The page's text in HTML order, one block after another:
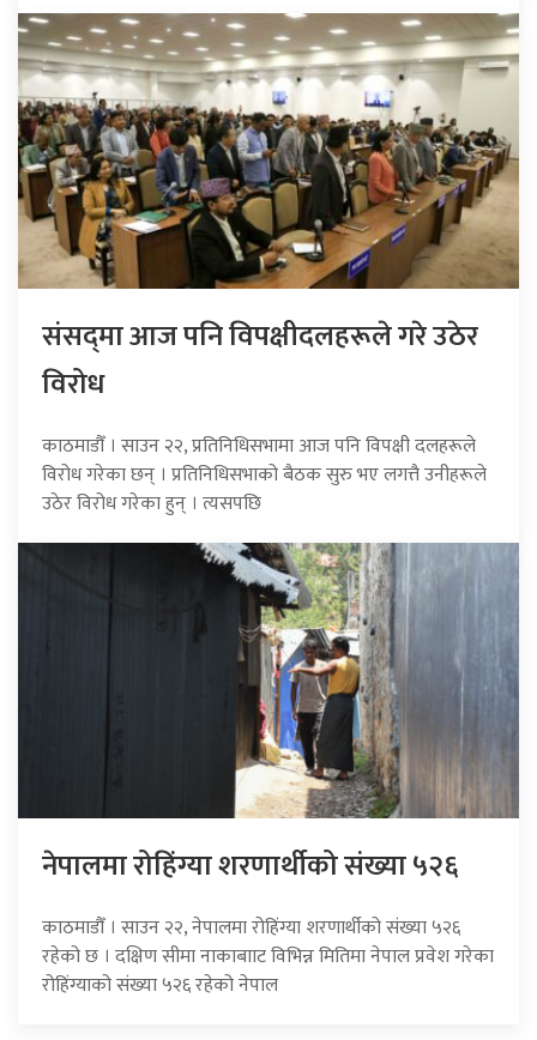
संसद्‍मा आज पनि विपक्षीदलहरूले गरे उठेर
विरोध
काठमाडौँ । साउन २२, प्रतिनिधिसभामा आज पनि विपक्षी दलहरूले
विरोध गरेका छन् । प्रतिनिधिसभाको बैठक सुरु भए लगत्तै उनीहरूले
उठेर विरोध गरेका हुन् । त्यसपछि
नेपालमा रोहिंग्या शरणार्थीको संख्या ५२६
काठमाडौँ । साउन २२, नेपालमा रोहिंग्या शरणार्थीको संख्या ५२६
रहेको छ । दक्षिण सीमा नाकाबााट विभिन्न मितिमा नेपाल प्रवेश गरेका
रोहिंग्याको संख्या ५२६ रहेको नेपाल